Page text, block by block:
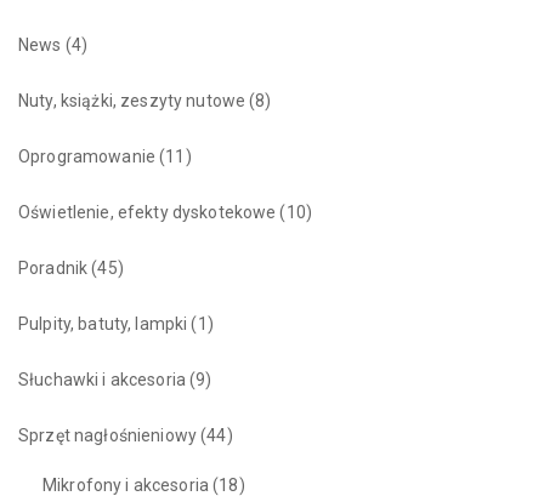
News (4)
Nuty, książki, zeszyty nutowe (8)
Oprogramowanie (11)
Oświetlenie, efekty dyskotekowe (10)
Poradnik(45)
Pulpity, batuty, lampki (1)
Słuchawki i akcesoria (9)
Sprzęt nagłośnieniowy(44)
Mikrofony i akcesoria (18)